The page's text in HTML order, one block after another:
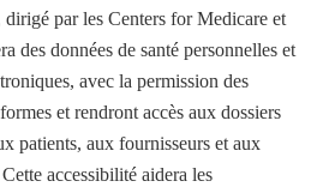
par les Centers for Medicare et
des données de santé personnelles et
avec la permission des
et rendront accès aux dossiers
patients, aux fournisseurs et aux
accessibilité aidera les